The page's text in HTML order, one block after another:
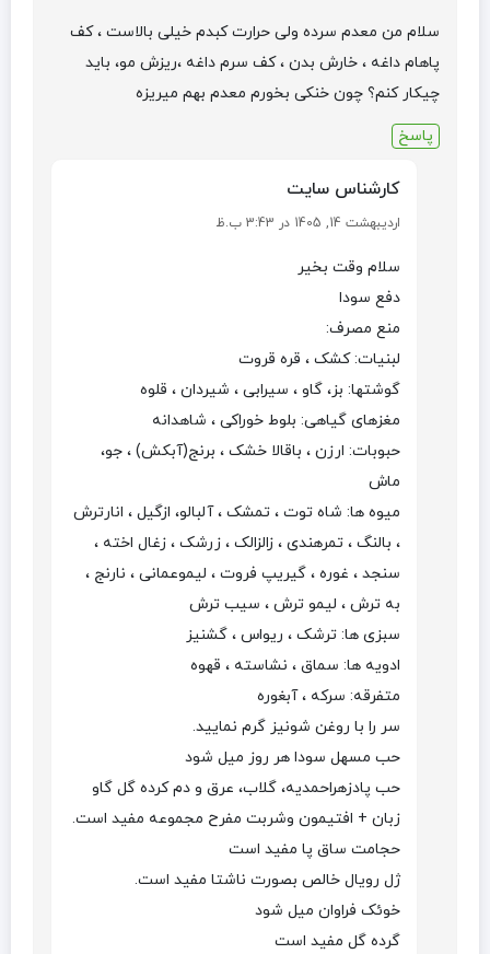
سلام من معدم سرده ولی حرارت کبدم خیلی بالاست ، کف
پاهام داغه ، خارش بدن ، کف سرم داغه ،ریزش مو، باید
چیکار کنم؟ چون خنکی بخورم معدم بهم میریزه
پاسخ
کارشناس سایت
اردیبهشت 14, 1405 در 3:43 ب.ظ
سلام وقت بخیر
دفع سودا
منع مصرف:
لبنیات: کشک ، قره قروت
گوشتها: بز، گاو ، سیرابی ، شیردان ، قلوه
مغزهای گیاهی: بلوط خوراکی ، شاهدانه
حبوبات: ارزن ، باقالا خشک ، برنج(آبکش) ، جو،
ماش
میوه ها: شاه توت ، تمشک ، آلبالو، ازگیل ، انارترش
، بالنگ ، تمرهندی ، زالزالک ، زرشک ، زغال اخته ،
سنجد ، غوره ، گیریپ فروت ، لیموعمانی ، نارنج ،
به ترش ، لیمو ترش ، سیب ترش
سبزی ها: ترشک ، ریواس ، گشنیز
ادویه ها: سماق ، نشاسته ، قهوه
متفرقه: سرکه ، آبغوره
سر را با روغن شونیز گرم نمایید.
حب مسهل سودا هر روز میل شود
حب پادزهراحمدیه، گلاب، عرق و دم کرده گل گاو
زبان + افتیمون وشربت مفرح مجموعه مفید است.
حجامت ساق پا مفید است
ژل رویال خالص بصورت ناشتا مفید است.
خوئک فراوان میل شود
گرده گل مفید است